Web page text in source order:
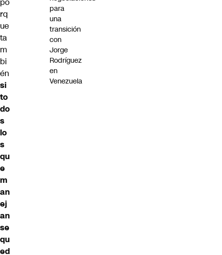
rq
ue
ta
m
bi
én
si
to
do
s
lo
s
qu
e
m
an
ej
an
se
qu
ed
para
una
transición
con
Jorge
Rodríguez
en
Venezuela